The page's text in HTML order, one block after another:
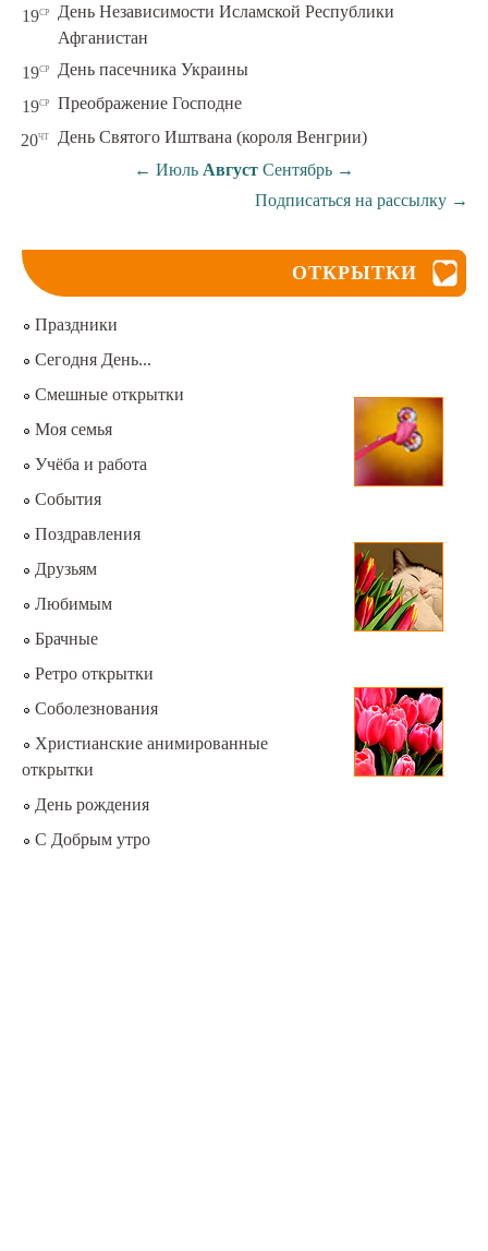
19ср
День Независимости Исламской Республики
Афганистан
19ср День пасечника Украины
19ср Преображение Господне
20чт
День Святого Иштвана (короля Венгрии)
← Июль Август Сентябрь →
Подписаться на рассылку →
ОТКРЫТКИ
Праздники
Сегодня День...
Смешные открытки
Моя семья
Учёба и работа
События
Поздравления
Друзьям
Любимым
Брачные
Ретро открытки
Соболезнования
Христианские анимированные
открытки
День рождения
С Добрым утро